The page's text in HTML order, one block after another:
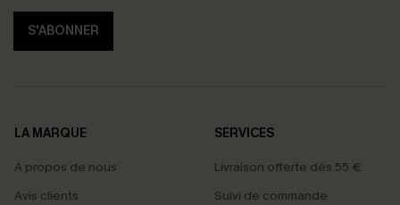
S'ABONNER
LA MARQUE
À propos de nous
Avis clients
SERVICES
Livraison offerte dès 55 €
Suivi de commande